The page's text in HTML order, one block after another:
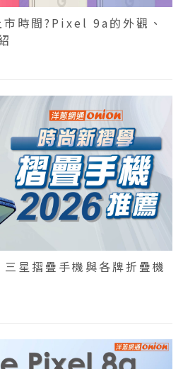
時間?Pixel 9a的外觀、
星摺疊手機與各牌折疊機